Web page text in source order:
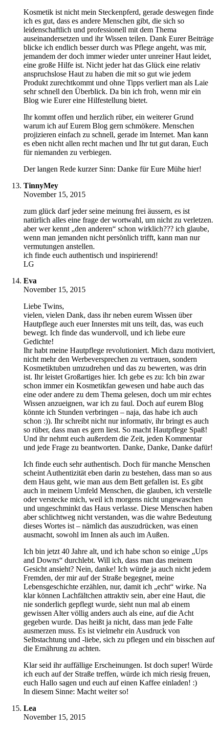
Kosmetik ist nicht mein Steckenpferd, gerade deswegen finde
ich es gut, dass es andere Menschen gibt, die sich so
leidenschaftlich und professionell mit dem Thema
auseinandersetzen und ihr Wissen teilen. Dank Eurer Beiträge
blicke ich endlich besser durch was Pflege angeht, was mir,
jemandem der doch immer wieder unter unreiner Haut leidet,
eine große Hilfe ist. Nicht jeder hat das Glück eine relativ
anspruchslose Haut zu haben die mit so gut wie jedem
Produkt zurechtkommt und ohne Tipps verliert man als Laie
sehr schnell den Überblick. Da bin ich froh, wenn mir ein
Blog wie Eurer eine Hilfestellung bietet.
Ihr kommt offen und herzlich rüber, ein weiterer Grund
warum ich auf Eurem Blog gern schmökere. Menschen
projizieren einfach zu schnell, gerade im Internet. Man kann
es eben nicht allen recht machen und Ihr tut gut daran, Euch
für niemanden zu verbiegen.
Der langen Rede kurzer Sinn: Danke für Eure Mühe hier!
TinnyMey
November 15, 2015
zum glück darf jeder seine meinung frei äussern, es ist
natürlich alles eine frage der wortwahl, um nicht zu verletzen.
aber wer kennt „den anderen“ schon wirklich??? ich glaube,
wenn man jemanden nicht persönlich trifft, kann man nur
vermutungen anstellen.
ich finde euch authentisch und inspirierend!
LG
Eva
November 15, 2015
Liebe Twins,
vielen, vielen Dank, dass ihr neben eurem Wissen über
Hautpflege auch euer Innerstes mit uns teilt, das, was euch
bewegt. Ich finde das wundervoll, und ich liebe eure
Gedichte!
Ihr habt meine Hautpflege revolutioniert. Mich dazu motiviert,
nicht mehr den Werbeversprechen zu vertrauen, sondern
Kosmetiktuben umzudrehen und das zu bewerten, was drin
ist. Ihr leistet Großartiges hier. Ich gebe es zu: Ich bin zwar
schon immer ein Kosmetikfan gewesen und habe auch das
eine oder andere zu dem Thema gelesen, doch um mir echtes
Wissen anzueignen, war ich zu faul. Doch auf eurem Blog
könnte ich Stunden verbringen – naja, das habe ich auch
schon :)). Ihr schreibt nicht nur informativ, ihr bringt es auch
so rüber, dass man es gern liest. So macht Hautpflege Spaß!
Und ihr nehmt euch außerdem die Zeit, jeden Kommentar
und jede Frage zu beantworten. Danke, Danke, Danke dafür!
Ich finde euch sehr authentisch. Doch für manche Menschen
scheint Authentizität eben darin zu bestehen, dass man so aus
dem Haus geht, wie man aus dem Bett gefallen ist. Es gibt
auch in meinem Umfeld Menschen, die glauben, ich verstelle
oder verstecke mich, weil ich morgens nicht ungewaschen
und ungeschminkt das Haus verlasse. Diese Menschen haben
aber schlichtweg nicht verstanden, was die wahre Bedeutung
dieses Wortes ist – nämlich das auszudrücken, was einen
ausmacht, sowohl im Innen als auch im Außen.
Ich bin jetzt 40 Jahre alt, und ich habe schon so einige „Ups
and Downs“ durchlebt. Will ich, dass man das meinem
Gesicht ansieht? Nein, danke! Ich würde ja auch nicht jedem
Fremden, der mir auf der Straße begegnet, meine
Lebensgeschichte erzählen, nur, damit ich „echt“ wirke. Na
klar können Lachfältchen attraktiv sein, aber eine Haut, die
nie sonderlich gepflegt wurde, sieht nun mal ab einem
gewissen Alter völlig anders auch als eine, auf die Acht
gegeben wurde. Das heißt ja nicht, dass man jede Falte
ausmerzen muss. Es ist vielmehr ein Ausdruck von
Selbstachtung und -liebe, sich zu pflegen und ein bisschen auf
die Ernährung zu achten.
Klar seid ihr auffällige Erscheinungen. Ist doch super! Würde
ich euch auf der Straße treffen, würde ich mich riesig freuen,
euch Hallo sagen und euch auf einen Kaffee einladen! :)
In diesem Sinne: Macht weiter so!
Lea
November 15, 2015